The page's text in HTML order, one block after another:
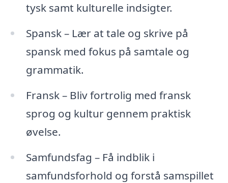
tysk samt kulturelle indsigter.
Spansk – Lær at tale og skrive på
spansk med fokus på samtale og
grammatik.
Fransk – Bliv fortrolig med fransk
sprog og kultur gennem praktisk
øvelse.
Samfundsfag – Få indblik i
samfundsforhold og forstå samspillet